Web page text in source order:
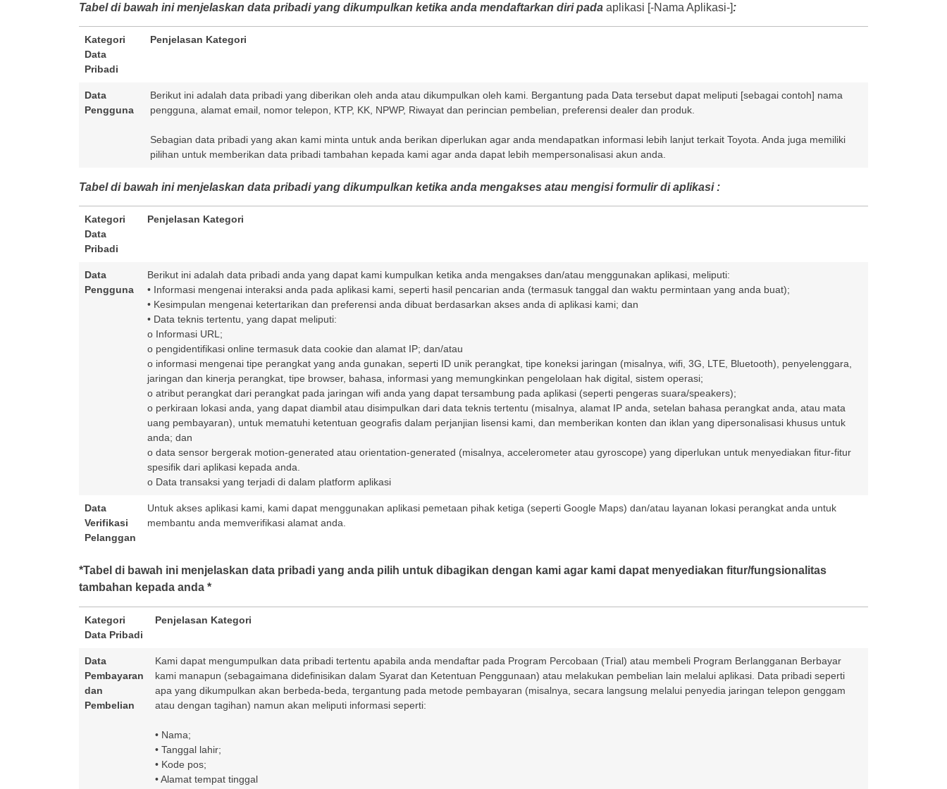
Tabel di bawah ini menjelaskan data pribadi yang dikumpulkan ketika anda mendaftarkan diri pada aplikasi [-Nama Aplikasi-]:
Kategori
Data
Pribadi
Penjelasan Kategori
Data
Pengguna
Berikut ini adalah data pribadi yang diberikan oleh anda atau dikumpulkan oleh kami. Bergantung pada Data tersebut dapat meliputi [sebagai contoh] nama
pengguna, alamat email, nomor telepon, KTP, KK, NPWP, Riwayat dan perincian pembelian, preferensi dealer dan produk.
Sebagian data pribadi yang akan kami minta untuk anda berikan diperlukan agar anda mendapatkan informasi lebih lanjut terkait Toyota. Anda juga memiliki
pilihan untuk memberikan data pribadi tambahan kepada kami agar anda dapat lebih mempersonalisasi akun anda.
Tabel di bawah ini menjelaskan data pribadi yang dikumpulkan ketika anda mengakses atau mengisi formulir di aplikasi :
Kategori
Data
Pribadi
Penjelasan Kategori
Data
Pengguna
Berikut ini adalah data pribadi anda yang dapat kami kumpulkan ketika anda mengakses dan/atau menggunakan aplikasi, meliputi:
• Informasi mengenai interaksi anda pada aplikasi kami, seperti hasil pencarian anda (termasuk tanggal dan waktu permintaan yang anda buat);
• Kesimpulan mengenai ketertarikan dan preferensi anda dibuat berdasarkan akses anda di aplikasi kami; dan
• Data teknis tertentu, yang dapat meliputi:
o Informasi URL;
o pengidentifikasi online termasuk data cookie dan alamat IP; dan/atau
o informasi mengenai tipe perangkat yang anda gunakan, seperti ID unik perangkat, tipe koneksi jaringan (misalnya, wifi, 3G, LTE, Bluetooth), penyelenggara,
jaringan dan kinerja perangkat, tipe browser, bahasa, informasi yang memungkinkan pengelolaan hak digital, sistem operasi;
o atribut perangkat dari perangkat pada jaringan wifi anda yang dapat tersambung pada aplikasi (seperti pengeras suara/speakers);
o perkiraan lokasi anda, yang dapat diambil atau disimpulkan dari data teknis tertentu (misalnya, alamat IP anda, setelan bahasa perangkat anda, atau mata
uang pembayaran), untuk mematuhi ketentuan geografis dalam perjanjian lisensi kami, dan memberikan konten dan iklan yang dipersonalisasi khusus untuk
anda; dan
o data sensor bergerak motion-generated atau orientation-generated (misalnya, accelerometer atau gyroscope) yang diperlukan untuk menyediakan fitur-fitur
spesifik dari aplikasi kepada anda.
o Data transaksi yang terjadi di dalam platform aplikasi
Data
Verifikasi
Pelanggan
Untuk akses aplikasi kami, kami dapat menggunakan aplikasi pemetaan pihak ketiga (seperti Google Maps) dan/atau layanan lokasi perangkat anda untuk
membantu anda memverifikasi alamat anda.
*Tabel di bawah ini menjelaskan data pribadi yang anda pilih untuk dibagikan dengan kami agar kami dapat menyediakan fitur/fungsionalitas
tambahan kepada anda *
Kategori
Data Pribadi
Penjelasan Kategori
Data
Pembayaran
dan
Pembelian
Kami dapat mengumpulkan data pribadi tertentu apabila anda mendaftar pada Program Percobaan (Trial) atau membeli Program Berlangganan Berbayar
kami manapun (sebagaimana didefinisikan dalam Syarat dan Ketentuan Penggunaan) atau melakukan pembelian lain melalui aplikasi. Data pribadi seperti
apa yang dikumpulkan akan berbeda-beda, tergantung pada metode pembayaran (misalnya, secara langsung melalui penyedia jaringan telepon genggam
atau dengan tagihan) namun akan meliputi informasi seperti:
• Nama;
• Tanggal lahir;
• Kode pos;
• Alamat tempat tinggal